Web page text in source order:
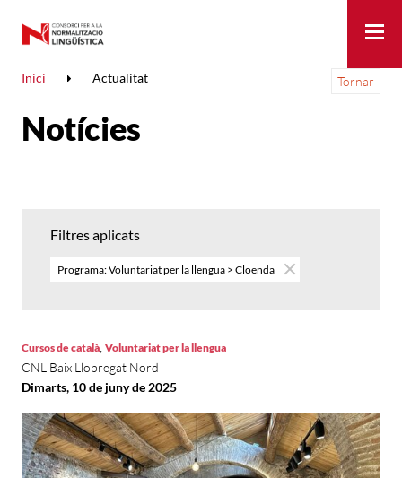
Inici Actualitat Tornar
Notícies
Filtres aplicats
Programa: Voluntariat per la llengua > Cloenda
Cursos de català, Voluntariat per la llengua
CNL Baix Llobregat Nord
Dimarts, 10 de juny de 2025